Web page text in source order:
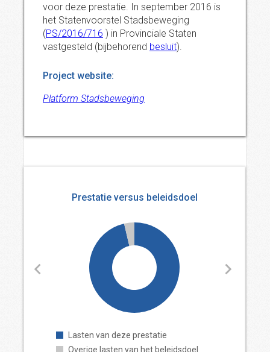
voor deze prestatie. In september 2016 is
het Statenvoorstel Stadsbeweging
(PS/2016/716 ) in Provinciale Staten
vastgesteld (bijbehorend besluit).
Project website:
Platform Stadsbeweging
Prestatie versus beleidsdoel
Lasten van deze prestatie
Overige lasten van het beleidsdoel